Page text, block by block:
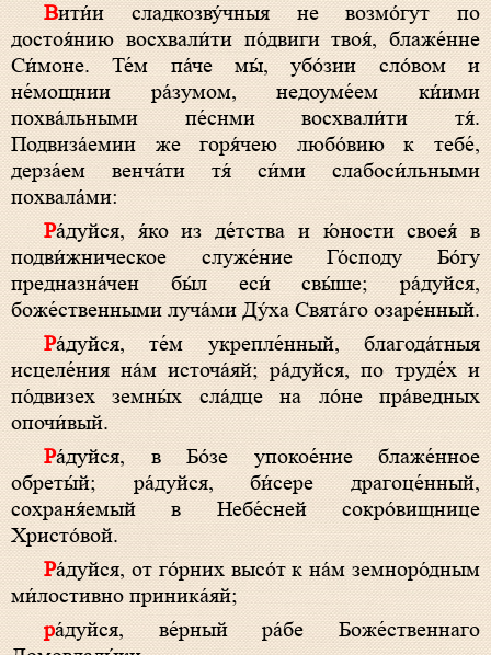
Вити́и сладкозву́чныя не возмо́гут по
достоя́нию восхвали́ти по́двиги твоя́, блаже́нне
Си́моне. Те́м па́че мы́, убо́зии сло́вом и
не́мощнии ра́зумом, недоуме́ем ки́ими
похва́льными пе́снми восхвали́ти тя́.
Подвиза́емии же горя́чею любо́вию к тебе́,
дерза́ем венча́ти тя́ си́ми слабоси́льными
похвала́ми:
Ра́дуйся, я́ко из де́тства и ю́ности своея́ в
подви́жническое служе́ние Го́споду Бо́гу
предназна́чен бы́л еси́ свы́ше; ра́дуйся,
боже́ственными луча́ми Ду́ха Свята́го озаре́нный.
Ра́дуйся, те́м укрепле́нный, благода́тныя
исцеле́ния на́м источа́яй; ра́дуйся, по труде́х и
по́двизех земны́х сла́дце на ло́не пра́ведных
опочи́вый.
Ра́дуйся, в Бо́зе упокое́ние блаже́нное
обреты́й; ра́дуйся, би́сере драгоце́нный,
сохраня́емый в Небе́сней сокро́вищнице
Христо́вой.
Ра́дуйся, от го́рних высо́т к на́м земноро́дным
ми́лостивно приника́яй;
ра́дуйся, ве́рный ра́бе Боже́ственнаго